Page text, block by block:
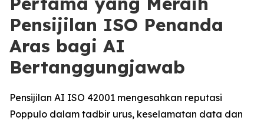
Pensijilan ISO Penanda
Aras bagi AI
Bertanggungjawab
Pensijilan AI ISO 42001 mengesahkan reputasi
Poppulo dalam tadbir urus, keselamatan data dan